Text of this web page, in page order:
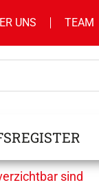
UNS TEAM
sind